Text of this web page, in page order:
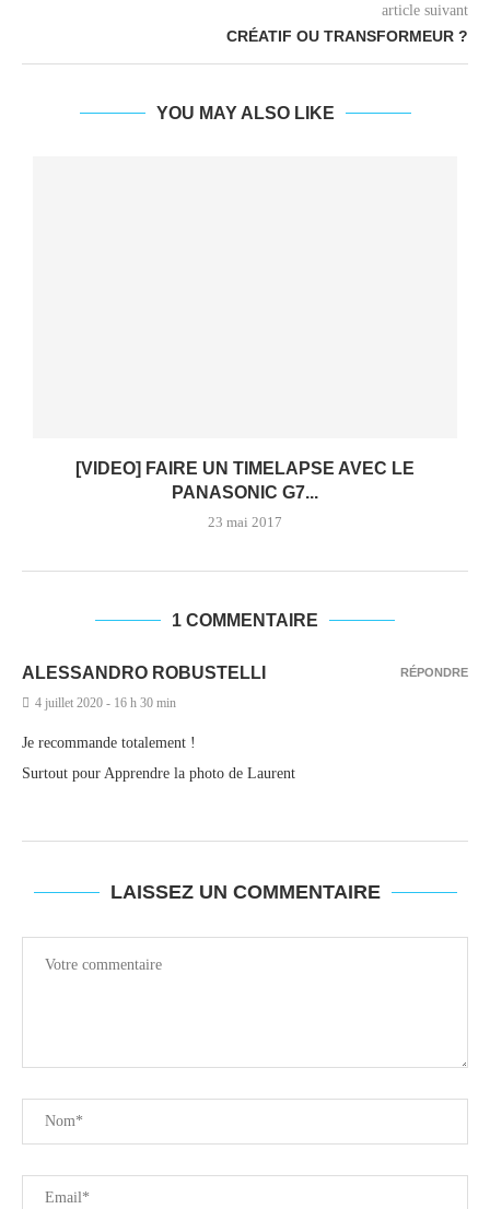
article suivant
CRÉATIF OU TRANSFORMEUR ?
YOU MAY ALSO LIKE
[VIDEO] FAIRE UN TIMELAPSE AVEC LE
PANASONIC G7...
23 mai 2017
1 COMMENTAIRE
ALESSANDRO ROBUSTELLI
4 juillet 2020 - 16 h 30 min
Je recommande totalement !
Surtout pour Apprendre la photo de Laurent
RÉPONDRE
LAISSEZ UN COMMENTAIRE